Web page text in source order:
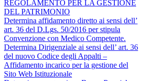
REGOLAMENTO PER LA GESTIONE
DEL PATRIMONIO
Determina affidamento diretto ai sensi dell’
art. 36 del D.Lgs. 50/2016 per stipula
Convenzione con Medico Competente.
Determina Dirigenziale ai sensi dell’ art. 36
del nuovo Codice degli Appalti –
Affidamento incarico per la gestione del
Sito Web Istituzionale